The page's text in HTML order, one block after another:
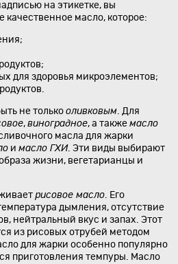
на этикетке, вы
качественное масло, которое:
для здоровья микроэлементов;
не только оливковым. Для
, виноградное, а также масло
масла для жарки
и масло ГХИ. Эти виды выбирают
жизни, вегетарианцы и
рисовое масло. Его
дымления, отсутствие
нейтральный вкус и запах. Этот
из рисовых отрубей методом
для жарки особенно популярно
приготовления темпуры. Масло